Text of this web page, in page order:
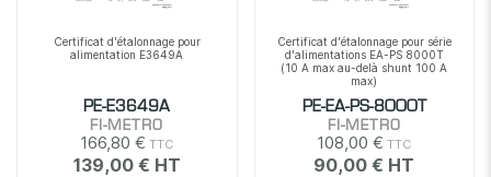
Certificat d'étalonnage pour
alimentation E3649A
PE-E3649A
FI-METRO
166,80 €
139,00 €
Certificat d'étalonnage pour série
d'alimentations EA-PS 8000T
(10 A max au-delà shunt 100 A
max)
PE-EA-PS-8000T
FI-METRO
108,00 €
90,00 €